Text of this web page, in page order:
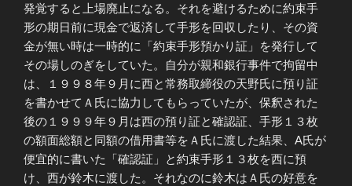
発覚すると上場廃止になる。それを避けるために約束手
形の期日前に現金で返済して手形を回収したり、その資
金が無い時は一時的に「約束手形預かり証」を発行して
その場しのぎをしていた。自分が親和銀行事件で拘留中
は、１９９８年９月に西と常務取締役の天野氏に預り証
を書かせてＡ氏に協力してもらっていたが、保釈された
後の１９９９年９月は西の預り証と確認証、手形１３枚
の額面総額と同額の借用書等をＡ氏に渡した結果、A氏が
便宜的に書いた「確認証」と約束手形１３枚を西に預
け、西が鈴木に渡した。それなのに鈴木はＡ氏の好意を